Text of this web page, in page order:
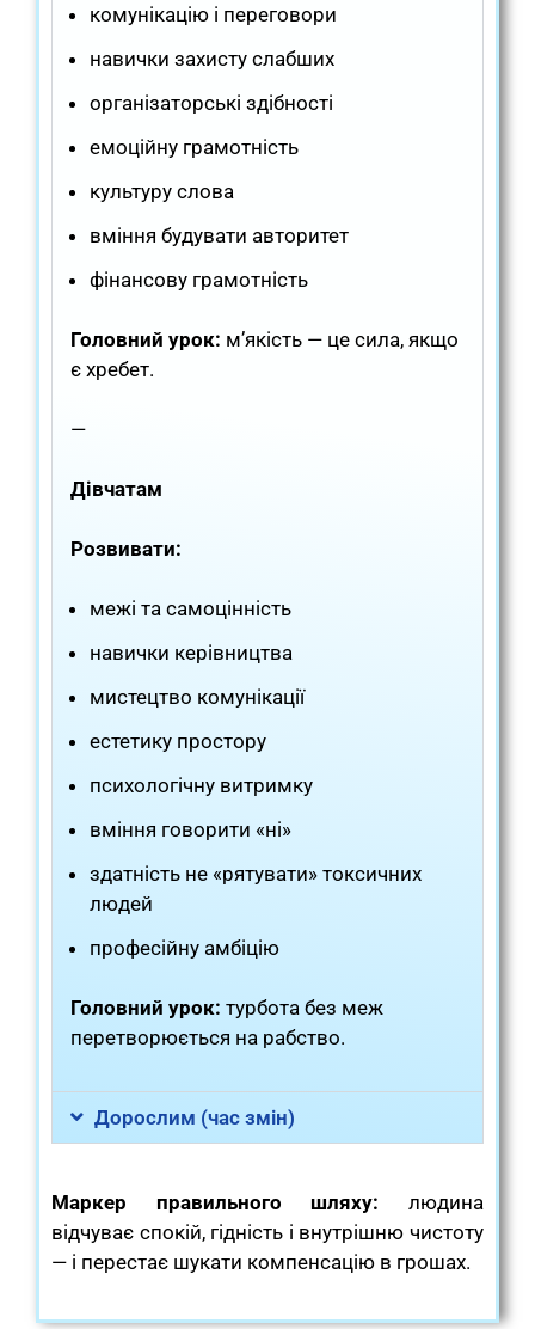
комунікацію і переговори
навички захисту слабших
організаторські здібності
емоційну грамотність
культуру слова
вміння будувати авторитет
фінансову грамотність
Головний урок: м’якість — це сила, якщо
є хребет.
—
Дівчатам
Розвивати:
межі та самоцінність
навички керівництва
мистецтво комунікації
естетику простору
психологічну витримку
вміння говорити «ні»
здатність не «рятувати» токсичних
людей
професійну амбіцію
Головний урок: турбота без меж
перетворюється на рабство.
Дорослим (час змін)
Маркер правильного шляху: людина
відчуває спокій, гідність і внутрішню чистоту
— і перестає шукати компенсацію в грошах.